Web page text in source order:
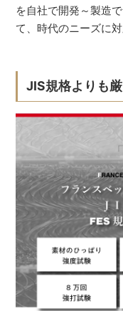
を自社で開発～製造
て、時代のニーズに
JIS規格よりも